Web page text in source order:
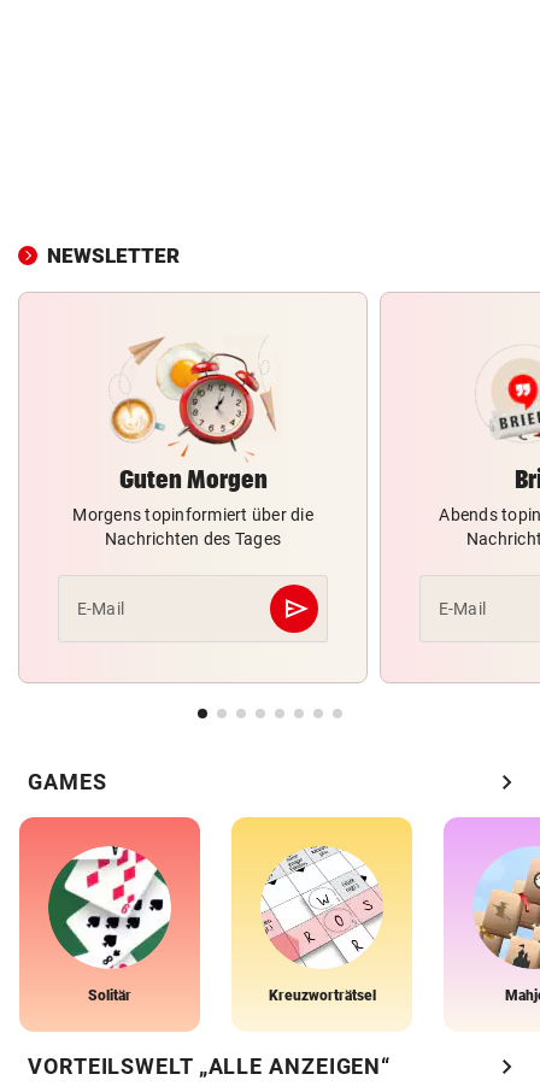
NEWSLETTER
Guten Morgen
Morgens topinformiert über die
Nachrichten des Tages
E-Mail send
Abschicken
Abends
E-Mail
GAMES chevron_right
Solitär Kreuzworträtsel
VORTEILSWELT „ALLE ANZEIGEN“ chevron_right